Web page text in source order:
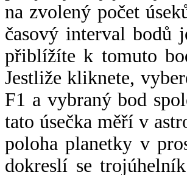
na zvolený počet
časový interval bodů
přiblížíte k tomuto
Jestliže kliknete,
F1 a vybraný bod
tato úsečka měří v
poloha planetky v
dokreslí se